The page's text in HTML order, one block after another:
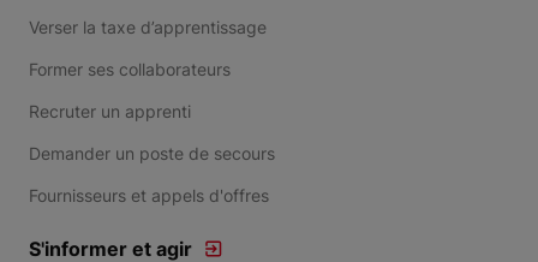
Verser la taxe d’apprentissage
Former ses collaborateurs
Recruter un apprenti
Demander un poste de secours
Fournisseurs et appels d'offres
S'informer et agir